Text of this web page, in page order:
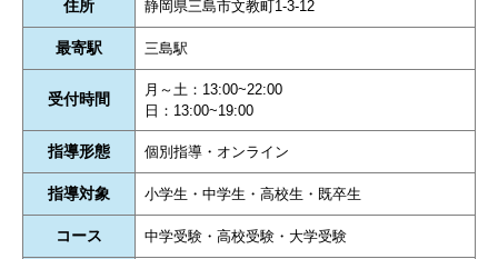
住所 静岡県三島市文教町1-3-12
最寄駅 三島駅
受付時間
月～土：13:00~22:00
日：13:00~19:00
指導形態 個別指導・オンライン
指導対象 小学生・中学生・高校生・既卒生
コース 中学受験・高校受験・大学受験